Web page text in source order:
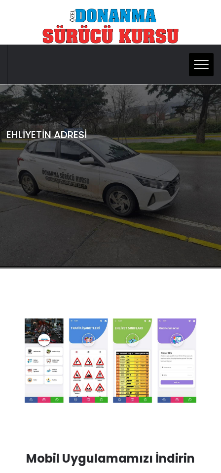
KİMSE EHLİYETSİZ KALMASIN
Mobil Uygulamamızı İndirin